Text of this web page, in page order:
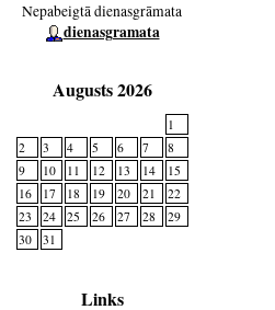
Nepabeigtā dienasgrāmata
dienasgramata
Augusts 2026
1
2
3 4 5 6 7
8
9
10 11 12 13 14
15
16
17 18 19 20 21
22
23
24 25 26 27 28
29
30
31
Links